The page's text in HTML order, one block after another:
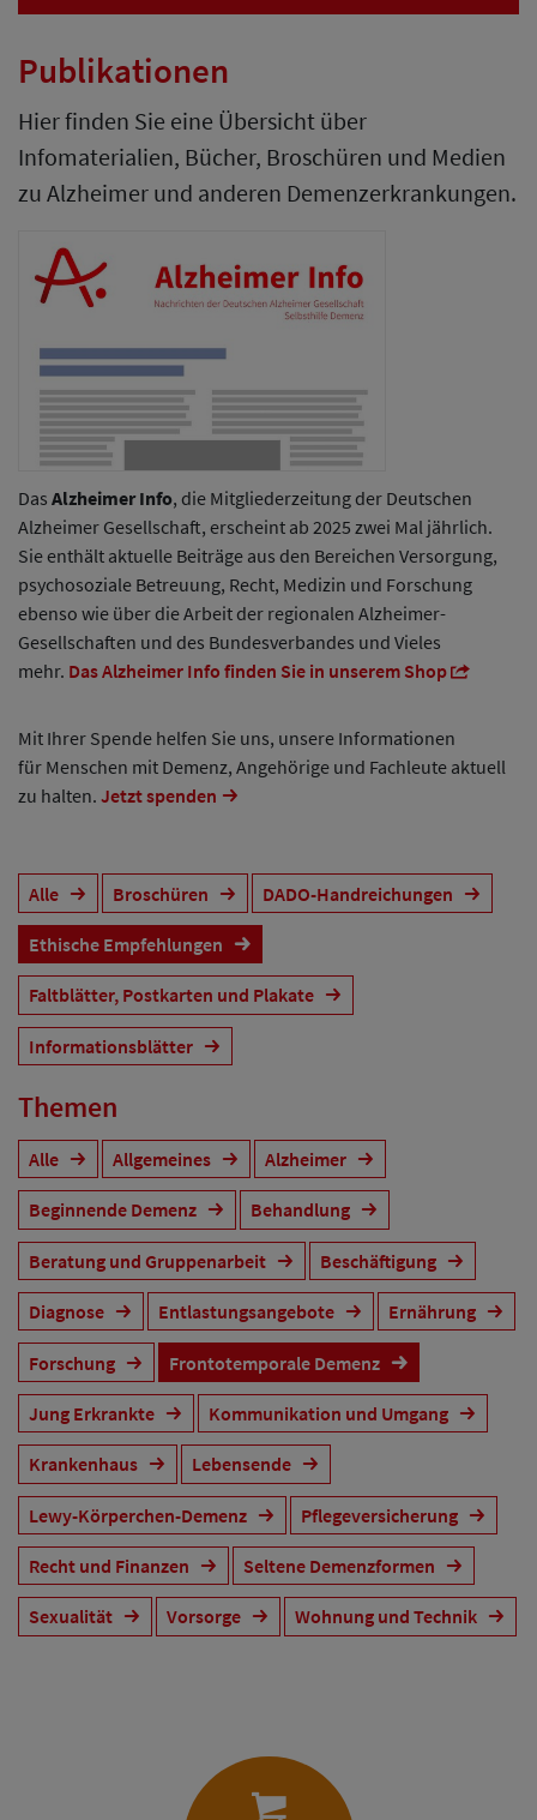
Publikationen
Hier finden Sie eine Übersicht über
Infomaterialien, Bücher, Broschüren und Medien
zu Alzheimer und anderen Demenzerkrankungen.
Das Alzheimer Info, die Mitgliederzeitung der Deutschen
Alzheimer Gesellschaft, erscheint ab 2025 zwei Mal jährlich.
Sie enthält aktuelle Beiträge aus den Bereichen Versorgung,
psychosoziale Betreuung, Recht, Medizin und Forschung
ebenso wie über die Arbeit der regionalen Alzheimer-
Gesellschaften und des Bundesverbandes und Vieles
mehr. Das Alzheimer Info finden Sie in unserem Shop
Mit Ihrer Spende helfen Sie uns, unsere Informationen
für Menschen mit Demenz, Angehörige und Fachleute aktuell
zu halten. Jetzt spenden
Alle Broschüren DADO-Handreichungen
Ethische Empfehlungen
Faltblätter, Postkarten und Plakate
Informationsblätter
Themen
Alle Allgemeines Alzheimer
Beginnende Demenz Behandlung
Beratung und Gruppenarbeit Beschäftigung
Diagnose Entlastungsangebote Ernährung
Forschung Frontotemporale Demenz
Jung Erkrankte Kommunikation und Umgang
Krankenhaus Lebensende
Lewy-Körperchen-Demenz Pflegeversicherung
Recht und Finanzen Seltene Demenzformen
Sexualität Vorsorge Wohnung und Technik